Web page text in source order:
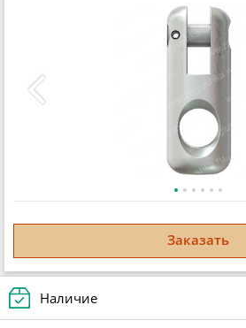
Заказать
Наличие